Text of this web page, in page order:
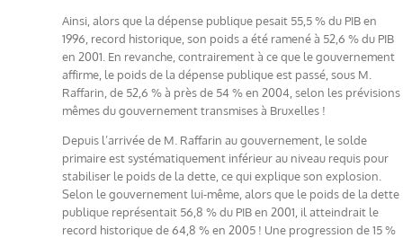
Ainsi, alors que la dépense publique pesait 55,5 % du PIB en
1996, record historique, son poids a été ramené à 52,6 % du PIB
en 2001. En revanche, contrairement à ce que le gouvernement
affirme, le poids de la dépense publique est passé, sous M.
Raffarin, de 52,6 % à près de 54 % en 2004, selon les prévisions
mêmes du gouvernement transmises à Bruxelles !
Depuis l’arrivée de M. Raffarin au gouvernement, le solde
primaire est systématiquement inférieur au niveau requis pour
stabiliser le poids de la dette, ce qui explique son explosion.
Selon le gouvernement lui-même, alors que le poids de la dette
publique représentait 56,8 % du PIB en 2001, il atteindrait le
record historique de 64,8 % en 2005 ! Une progression de 15 %